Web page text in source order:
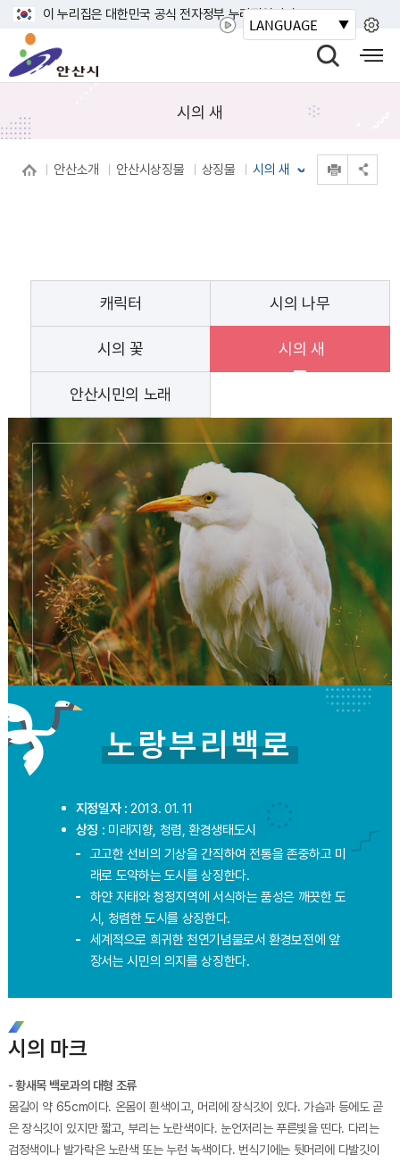
기
이 누리집은 대한민국 공식 전자정부 누리집입니다.
시
색
기
바
사
시의 새
안산소개 안산시상징물 상징물 시의 새
캐릭터 시의 나무
시의 꽃 시의 새
안산시민의 노래
노랑부리백로
지정일자 :2013. 01. 11
상징 : 미래지향, 청렴, 환경생태도시
고고한 선비의 기상을 간직하여 전통을 존중하고 미
래로 도약하는 도시를 상징한다.
하얀 자태와 청정지역에 서식하는 품성은 깨끗한 도
시, 청렴한 도시를 상징한다.
세계적으로 희귀한 천연기념물로서 환경보전에 앞
장서는 시민의 의지를 상징한다.
시의 마크
- 황새목 백로과의 대형 조류
몸길이 약 65cm이다. 온몸이 흰색이고, 머리에 장식깃이 있다. 가슴과 등에도 곧
은 장식깃이 있지만 짧고, 부리는 노란색이다. 눈언저리는 푸른빛을 띤다. 다리는
검정색이나 발가락은 노란색 또는 누런 녹색이다. 번식기에는 뒷머리에 다발깃이
LANGUAGE